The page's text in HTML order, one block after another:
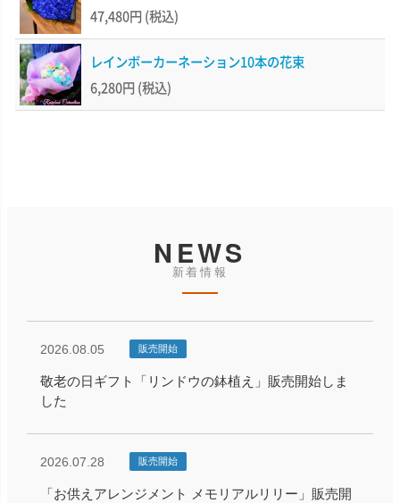
47,480円 (税込)
レインボーカーネーション10本の花束
6,280円 (税込)